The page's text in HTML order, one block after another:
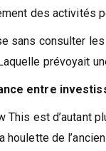
des activités
sans consulter
prévoyait
entre
This est d’autant
houlette de l’ancien